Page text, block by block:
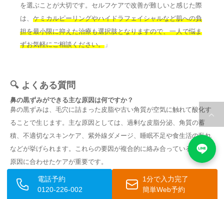
を選ぶことが大切です。セルフケアで改善が難しいと感じた際
は、 ケミカルピーリングやハイドラフェイシャルなど肌への負
担を最小限に抑えた治療も選択肢となりますので、一人で悩ま
ずお気軽にご相談ください。 」
🔍 よくある質問
鼻の黒ずみができる主な原因は何ですか？
鼻の黒ずみは、毛穴に詰まった皮脂や古い角質が空気に触れて酸化す
ることで生じます。主な原因としては、過剰な皮脂分泌、角質の蓄
積、不適切なスキンケア、紫外線ダメージ、睡眠不足や食生活の乱れ
などが挙げられます。これらの要因が複合的に絡み合っているため、
原因に合わせたケアが重要です。
毛穴パックは黒ずみに効果的ですか？
テープタイプの毛穴パックは一時的な詰まり除去に効果があります
電話予約
0120-226-002
1分で入力完了
簡単Web予約